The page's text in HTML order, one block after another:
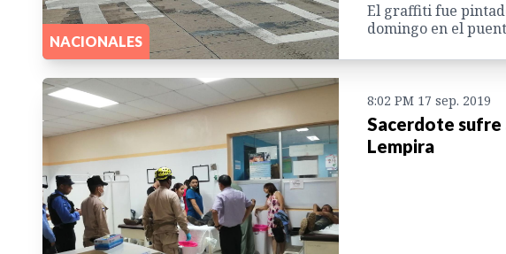
NACIONALES
El graffiti fue
domingo en el
8:02 PM 17 sep. 2019
Sacerdote sufre
Lempira